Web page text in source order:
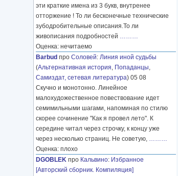
эти краткие имена из 3 букв, внутренее
отторжение ! То ли бесконечные технические
зубодробительные описания.То ли
живописания подробностей ………
Оценка: нечитаемо
Barbud про Соловей: Линия иной судьбы
(Альтернативная история, Попаданцы,
Самиздат, сетевая литература) 05 08
Скучно и монотонно. Линейное
малохудожественное повествование идет
семимильными шагами, напоминая по стилю
скорее сочинение "Как я провел лето". К
середине читал через строчку, к концу уже
через несколько страниц. Не советую, ………
Оценка: плохо
DGOBLEK про Кальвино: Избранное
[Авторский сборник. Компиляция]